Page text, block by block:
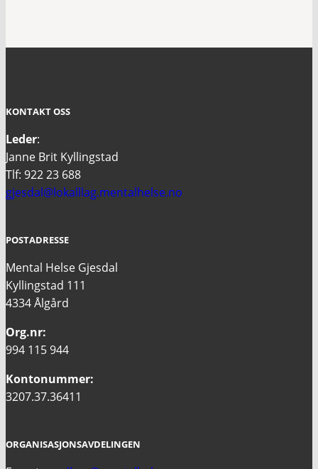
KONTAKT OSS
Leder:
Janne Brit Kyllingstad
Tlf: 922 23 688
gjesdal@lokalllag.mentalhelse.no
POSTADRESSE
Mental Helse Gjesdal
Kyllingstad 111
4334 Ålgård
Org.nr:
994 115 944
Kontonummer:
3207.37.36411
ORGANISASJONSAVDELINGEN